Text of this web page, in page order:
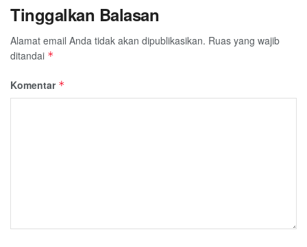
Tinggalkan Balasan
Alamat email Anda tidak akan dipublikasikan. Ruas yang wajib
ditandai *
Komentar *